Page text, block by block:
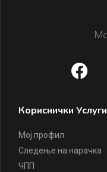
Кориснички Услуги
Мој профил
Следење на нарачка
ЧПП